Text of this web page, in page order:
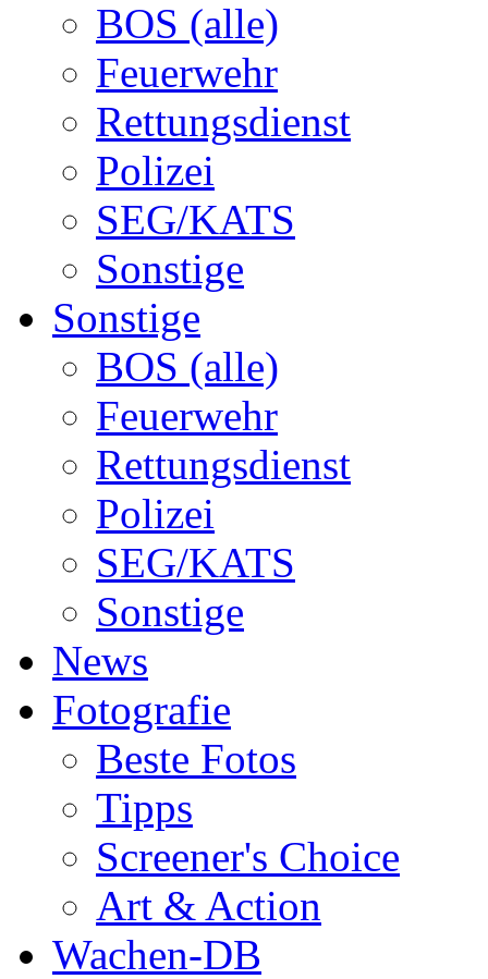
BOS (alle)
Feuerwehr
Rettungsdienst
Polizei
SEG/KATS
Sonstige
Sonstige
BOS (alle)
Feuerwehr
Rettungsdienst
Polizei
SEG/KATS
Sonstige
News
Fotografie
Beste Fotos
Tipps
Screener's Choice
Art & Action
Wachen-DB